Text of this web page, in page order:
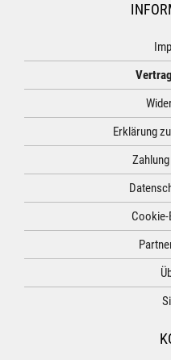
Erklärung
Cookie-